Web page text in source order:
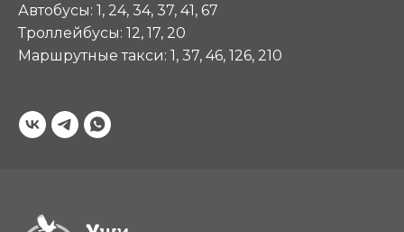
Автобусы: 1, 24, 34, 37, 41, 67
Троллейбусы: 12, 17, 20
Маршрутные такси: 1, 37, 46, 126, 210